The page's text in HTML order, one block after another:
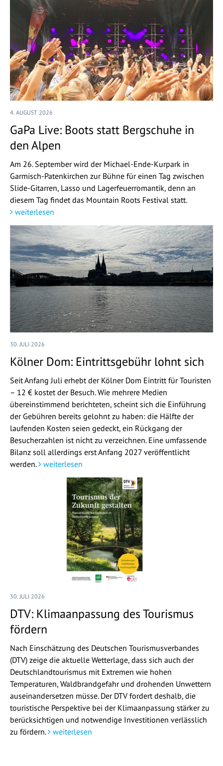
4. AUGUST 2026
GaPa Live: Boots statt Bergschuhe in
den Alpen
Am 26. September wird der Michael-Ende-Kurpark in
Garmisch-Patenkirchen zur Bühne für einen Tag zwischen
Slide-Gitarren, Lasso und Lagerfeuerromantik, denn an
diesem Tag findet das Mountain Roots Festival statt.
weiterlesen
30. JULI 2026
Kölner Dom: Eintrittsgebühr lohnt sich
Seit Anfang Juli erhebt der Kölner Dom Eintritt für Touristen
– 12 € kostet der Besuch. Wie mehrere Medien
übereinstimmend berichteten, scheint sich die Einführung
der Gebühren bereits gelohnt zu haben: die Hälfte der
laufenden Kosten seien gedeckt, ein Rückgang der
Besucherzahlen ist nicht zu verzeichnen. Eine umfassende
Bilanz soll allerdings erst Anfang 2027 veröffentlicht
werden.
weiterlesen
30. JULI 2026
DTV: Klimaanpassung des Tourismus
fördern
Nach Einschätzung des Deutschen Tourismusverbandes
(DTV) zeige die aktuelle Wetterlage, dass sich auch der
Deutschlandtourismus mit Extremen wie hohen
Temperaturen, Waldbrandgefahr und drohenden Unwettern
auseinandersetzen müsse. Der DTV fordert deshalb, die
touristische Perspektive bei der Klimaanpassung stärker zu
berücksichtigen und notwendige Investitionen verlässlich
zu fördern.
weiterlesen